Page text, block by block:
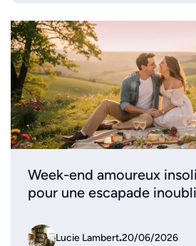
Week-end amoureux
pour une escapade
Lucie Lambert.20/06/2026